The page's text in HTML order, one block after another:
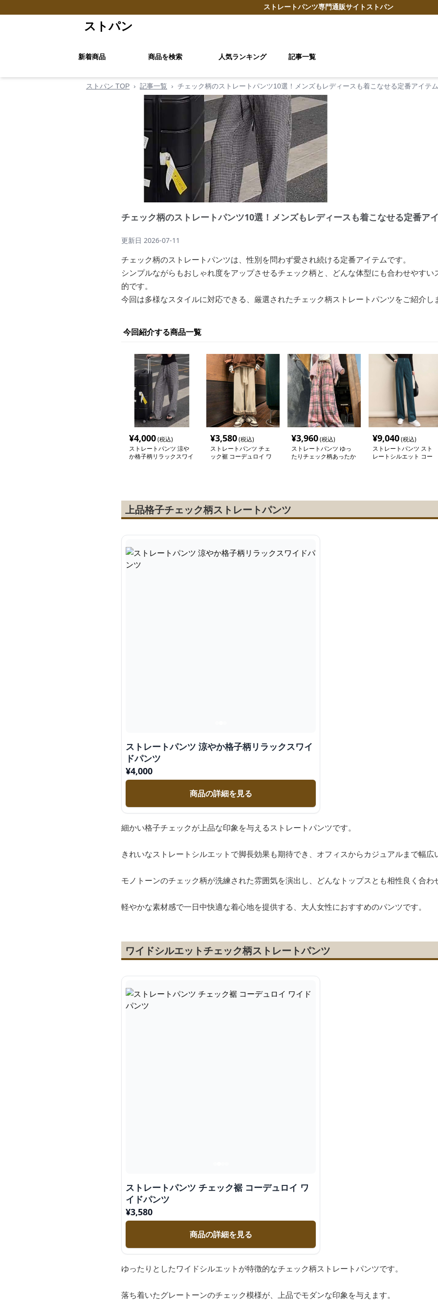
ストレートパンツ専門通販サイト ストパン
ストパン
新着商品 商品を検索 人気ランキング 記事一覧
ストパン TOP › 記事一覧 › チェック柄のストレートパンツ10選！メンズもレディースも着こなせる定番アイテム
チェック柄のストレートパンツ10選！メンズもレディースも着こなせる定番ア
更新日 2026-07-11
チェック柄のストレートパンツは、性別を問わず愛され続ける定番アイテムです。
シンプルながらもおしゃれ度をアップさせるチェック柄と、どんな体型にも合わせやすい
的です。
今回は多様なスタイルに対応できる、厳選されたチェック柄ストレートパンツをご紹介し
今回紹介する商品一覧
¥4,000(税込)
ストレートパンツ 涼や
か格子柄リラックスワイ
¥3,580(税込)
ストレートパンツ チェ
ック裾 コーデュロイ ワ
¥3,960(税込)
ストレートパンツ ゆっ
たりチェック柄あったか
¥9,040(税込)
ストレートパンツ スト
レートシルエット コー
上品格子チェック柄ストレートパンツ
ストレートパンツ 涼やか格子柄リラックスワイ
ドパンツ
¥4,000
商品の詳細を見る
細かい格子チェックが上品な印象を与えるストレートパンツです。
きれいなストレートシルエットで脚長効果も期待でき、オフィスからカジュアルまで幅広
モノトーンのチェック柄が洗練された雰囲気を演出し、どんなトップスとも相性良く合わ
軽やかな素材感で一日中快適な着心地を提供する、大人女性におすすめのパンツです。
ワイドシルエットチェック柄ストレートパンツ
ストレートパンツ チェック裾 コーデュロイ ワ
イドパンツ
¥3,580
商品の詳細を見る
ゆったりとしたワイドシルエットが特徴的なチェック柄ストレートパンツです。
落ち着いたグレートーンのチェック模様が、上品でモダンな印象を与えます。